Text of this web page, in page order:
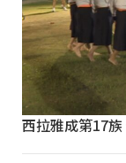
西拉雅成第17